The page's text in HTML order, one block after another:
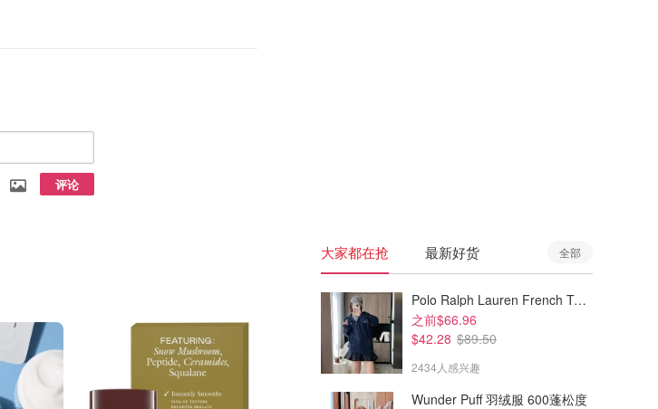
评论
大家都在抢 最新好货 全部
Polo Ralph Lauren French Terry 女童连帽卫衣 7-16码
之前$66.96
$42.28 $89.50
2434人感兴趣
Wunder Puff 羽绒服 600蓬松度